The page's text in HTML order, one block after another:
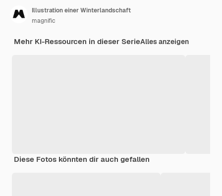
Illustration einer Winterlandschaft
magnific
Mehr KI-Ressourcen in dieser SerieAlles anzeigen
Diese Fotos könnten dir auch gefallen